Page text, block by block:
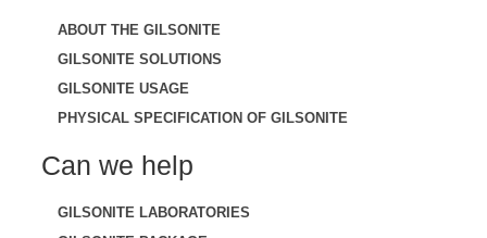
ABOUT THE GILSONITE
GILSONITE SOLUTIONS
GILSONITE USAGE
PHYSICAL SPECIFICATION OF GILSONITE
Can we help
GILSONITE LABORATORIES